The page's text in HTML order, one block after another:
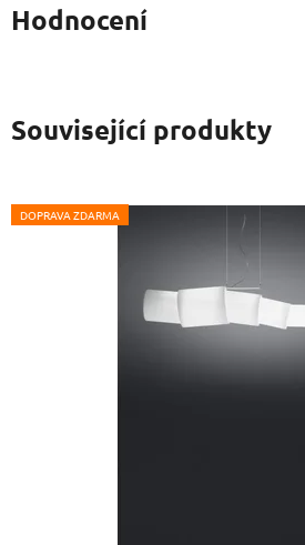
Hodnocení
Související produkty
DOPRAVA ZDARMA